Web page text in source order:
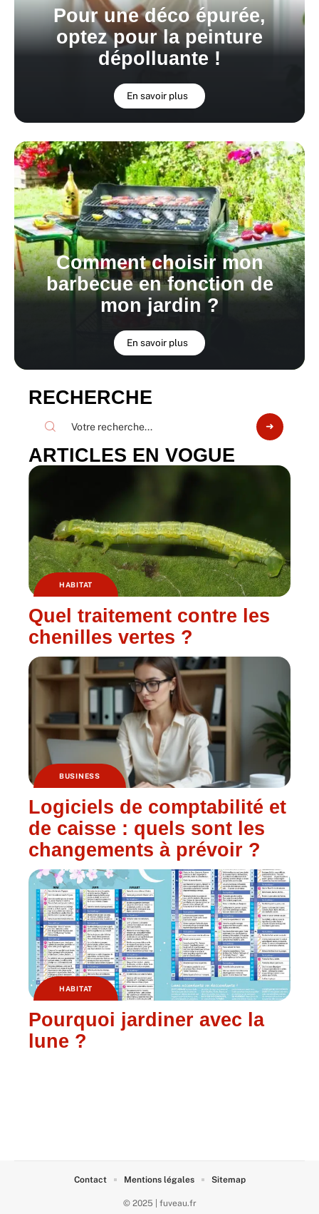
Pour une déco épurée,
optez pour la peinture
dépolluante !
En savoir plus
Comment choisir mon
barbecue en fonction de
mon jardin ?
En savoir plus
RECHERCHE
ARTICLES EN VOGUE
HABITAT
Quel traitement contre les
chenilles vertes ?
BUSINESS
Logiciels de comptabilité et
de caisse : quels sont les
changements à prévoir ?
HABITAT
Pourquoi jardiner avec la
lune ?
© 2025 | fuveau.fr
Contact Mentions légales Sitemap